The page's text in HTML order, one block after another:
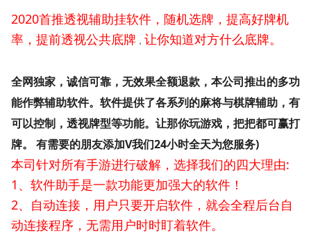
2020首推透视辅助挂软件，随机选牌，提高好牌机
率，提前透视公共底牌 ， 让你知道对方什么底牌。
全网独家，诚信可靠，无效果全额退款，本公司推出的多功
能作弊辅助软件。软件提供了各系列的麻将与棋牌辅助，有
可以控制，透视牌型等功能。让那你玩游戏，把把都可赢打
牌。
有需要的朋友添加V我们24小时全天为您服务)
本司针对所有手游进行破解，选择我们的四大理由:
1、软件助手是一款功能更加强大的软件！
2、自动连接，用户只要开启软件，就会全程后台自
动连接程序，无需用户时时盯着软件。